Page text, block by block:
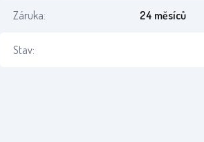
Záruka: 24 měsíců
Stav: